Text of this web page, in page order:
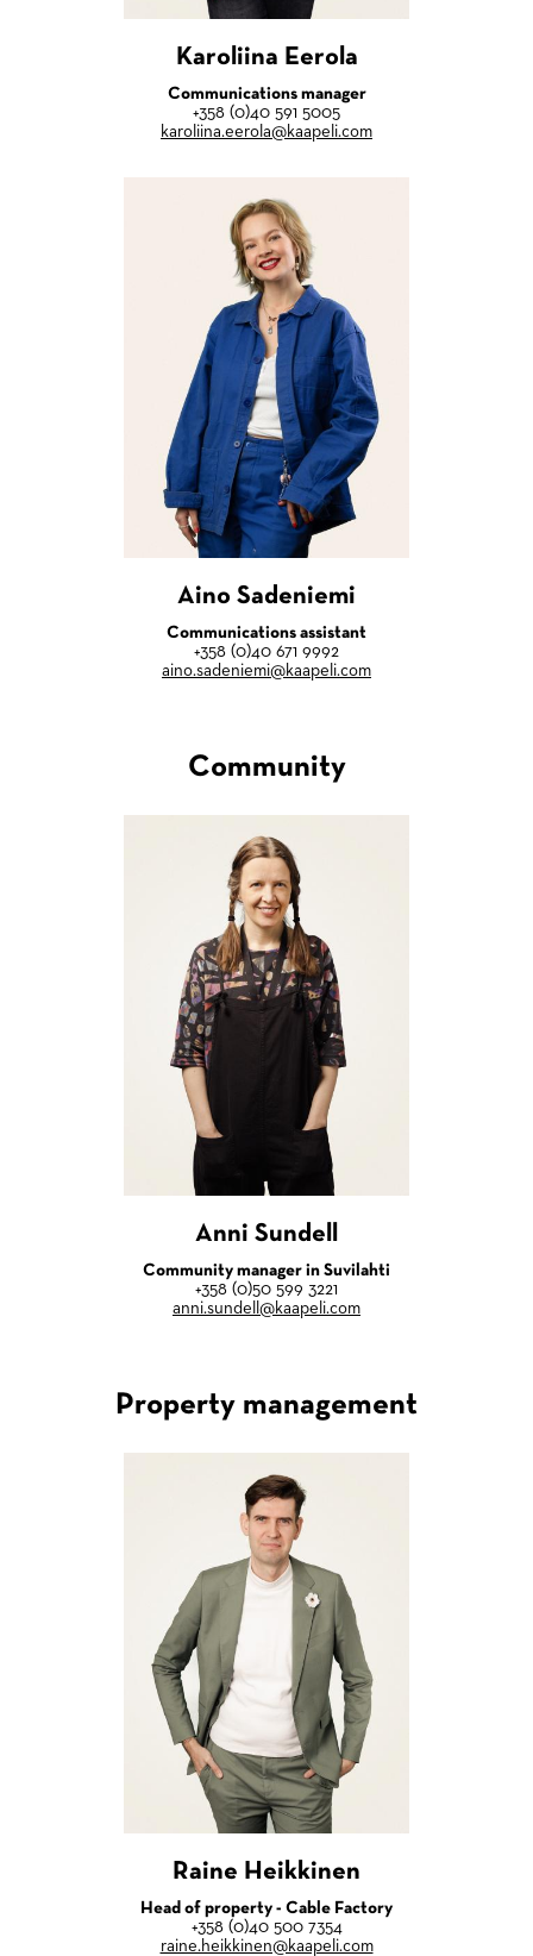
Karoliina Eerola
Communications manager
+358 (0)40 591 5005
karoliina.eerola@kaapeli.com
Aino Sadeniemi
Communications assistant
+358 (0)40 671 9992
aino.sadeniemi@kaapeli.com
Community
Anni Sundell
Community manager in Suvilahti
+358 (0)50 599 3221
anni.sundell@kaapeli.com
Property management
Raine Heikkinen
Head of property - Cable Factory
+358 (0)40 500 7354
raine.heikkinen@kaapeli.com